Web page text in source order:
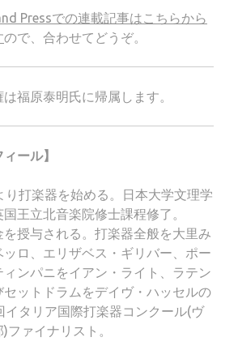
Pressでの連載記事はこちらから
ので、合わせてどうぞ。
福原泰明氏に帰属します。
ール】
り打楽器を始める。日本大学文理学
王立北音楽院修士課程修了。
授与される。打楽器全般を大里み
ロ、エリザベス・ギリバー、ポー
ンパニをイアン・ライト、ラテン
ットドラムをデイヴ・ハッセルの
イタリア国際打楽器コンクール(ヴ
ファイナリスト。